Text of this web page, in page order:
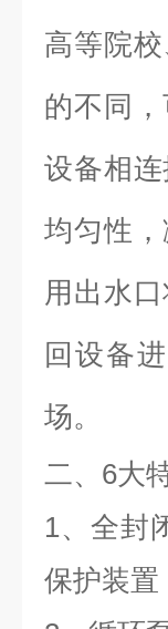
高等院
的不同
设备相
均匀性
用出水
回设备
场。
二、6大
1、全封
保护装置